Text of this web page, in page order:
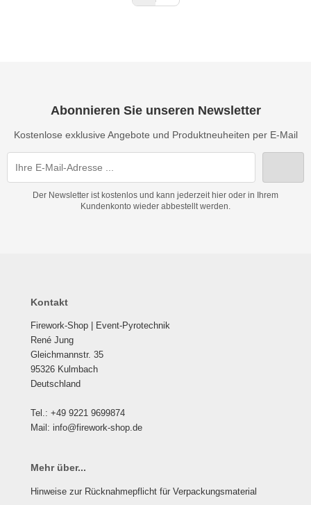
Abonnieren Sie unseren Newsletter
Kostenlose exklusive Angebote und Produktneuheiten per E-Mail
Der Newsletter ist kostenlos und kann jederzeit hier oder in Ihrem
Kundenkonto wieder abbestellt werden.
Kontakt
Firework-Shop | Event-Pyrotechnik
René Jung
Gleichmannstr. 35
95326 Kulmbach
Deutschland
Tel.: +49 9221 9699874
Mail: info@firework-shop.de
Mehr über...
Hinweise zur Rücknahmepflicht für Verpackungsmaterial